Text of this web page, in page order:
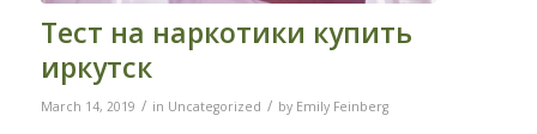
Тест на наркотики купить
иркутск
March 14, 2019 / in Uncategorized / by Emily Feinberg